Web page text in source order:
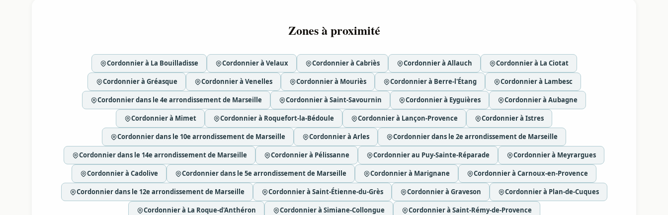
Zones à proximité
Cordonnier à La Bouilladisse Cordonnier à Velaux Cordonnier à Cabriès Cordonnier à Allauch Cordonnier à La Ciotat
Cordonnier à Gréasque Cordonnier à Venelles Cordonnier à Mouriès Cordonnier à Berre-l'Étang Cordonnier à Lambesc
Cordonnier dans le 4e arrondissement de Marseille Cordonnier à Saint-Savournin Cordonnier à Eyguières Cordonnier à Aubagne
Cordonnier à Mimet Cordonnier à Roquefort-la-Bédoule Cordonnier à Lançon-Provence Cordonnier à Istres
Cordonnier dans le 10e arrondissement de Marseille Cordonnier à Arles Cordonnier dans le 2e arrondissement de Marseille
Cordonnier dans le 14e arrondissement de Marseille Cordonnier à Pélissanne Cordonnier au Puy-Sainte-Réparade Cordonnier à Meyrargues
Cordonnier à Cadolive Cordonnier dans le 5e arrondissement de Marseille Cordonnier à Marignane Cordonnier à Carnoux-en-Provence
Cordonnier dans le 12e arrondissement de Marseille Cordonnier à Saint-Étienne-du-Grès Cordonnier à Graveson Cordonnier à Plan-de-Cuques
Cordonnier à La Roque-d'Anthéron Cordonnier à Simiane-Collongue Cordonnier à Saint-Rémy-de-Provence